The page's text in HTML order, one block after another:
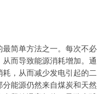
简单方法之一。每次不必
而导致能源消耗增加。通
，从而减少发电引起的二
能源仍然来自煤​​炭和天然